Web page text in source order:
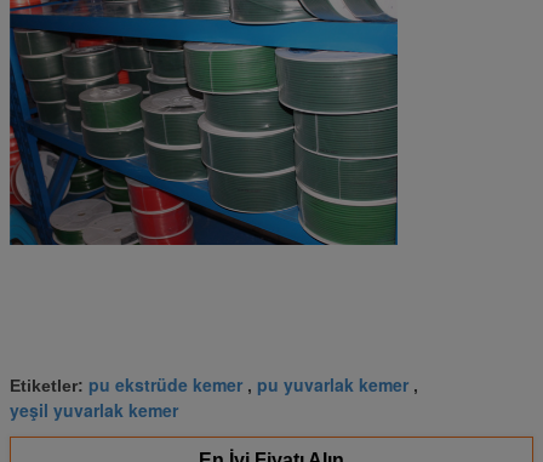
Etiketler: pu ekstrüde kemer , pu yuvarlak kemer ,
yeşil yuvarlak kemer